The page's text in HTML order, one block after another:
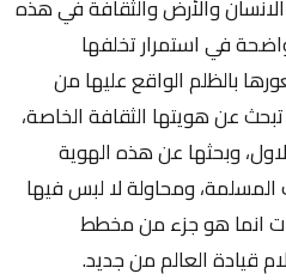
الانسان والأرض والثقافة في هذه
في استمرار تخلفها
بالظلم الواقع عليها من
عن هويتها الثقافة الخاصة،
وبحثها عن هذه الهوية
المسلمة، ومحاولة لا لبس فيها
انما هو جزء من مخطط
قيادة العالم من جديد.